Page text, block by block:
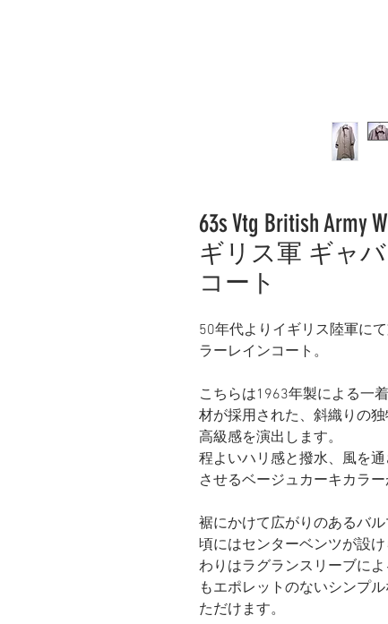
63s Vtg British Army
ギリス軍 ギャ
コート
50年代よりイギリス陸軍に
ラーレインコート。
こちらは1963年製による一
材が採用された、斜織りの
高級感を演出します。
程よいハリ感と撥水、風を
させるベージュカーキカラ
裾にかけて広がりのあるバ
頃にはセンターベンツが設
わりはラグランスリーブに
もエポレットのないシンプ
ただけます。